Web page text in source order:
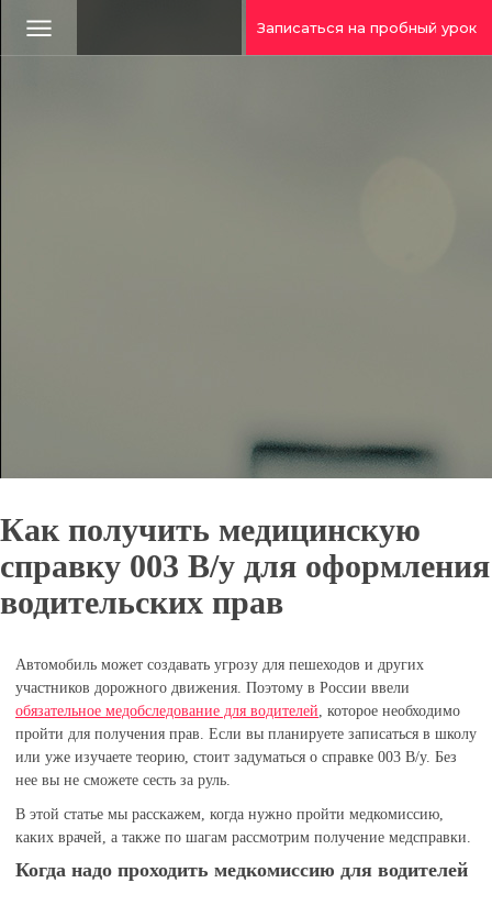
Записаться на пробный урок
Как получить медицинскую
справку 003 В/у для оформления
водительских прав
Автомобиль может создавать угрозу для пешеходов и других
участников дорожного движения. Поэтому в России ввели
обязательное медобследование для водителей, которое необходимо
пройти для получения прав. Если вы планируете записаться в школу
или уже изучаете теорию, стоит задуматься о справке 003 В/у. Без
нее вы не сможете сесть за руль.
В этой статье мы расскажем, когда нужно пройти медкомиссию,
каких врачей, а также по шагам рассмотрим получение медсправки.
Когда надо проходить медкомиссию для водителей